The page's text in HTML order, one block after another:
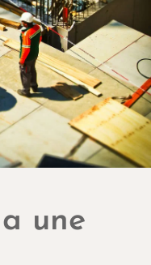
une